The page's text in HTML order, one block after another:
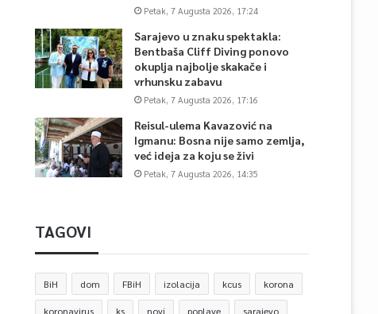
Petak, 7 Augusta 2026, 17:24
Sarajevo u znaku spektakla:
Bentbaša Cliff Diving ponovo
okuplja najbolje skakače i
vrhunsku zabavu
Petak, 7 Augusta 2026, 17:16
Reisul-ulema Kavazović na
Igmanu: Bosna nije samo zemlja,
već ideja za koju se živi
Petak, 7 Augusta 2026, 14:35
TAGOVI
BiH dom FBiH izolacija kcus korona
koronavirus ks novi poplave sarajevo